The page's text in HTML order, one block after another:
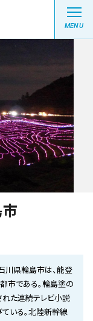
MENU
川県輪島市は、能登
市である。輪島塗の
れた連続テレビ小説
ている。北陸新幹線